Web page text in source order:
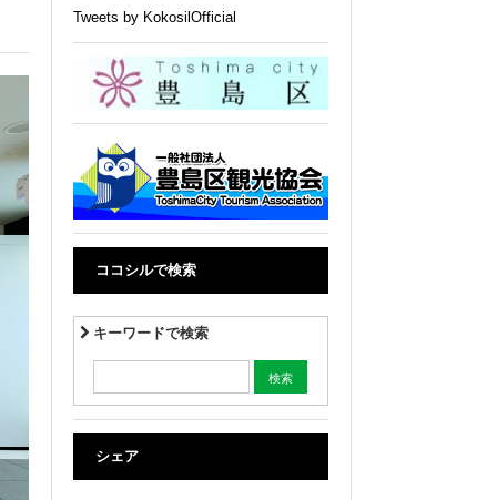
Tweets by KokosilOfficial
ココシルで検索
キーワードで検索
シェア